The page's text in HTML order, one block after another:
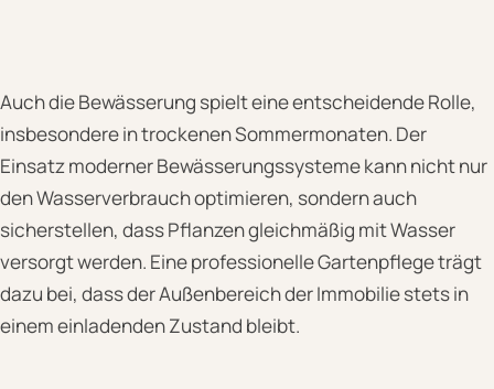
Auch die Bewässerung spielt eine entscheidende Rolle,
insbesondere in trockenen Sommermonaten. Der
Einsatz moderner Bewässerungssysteme kann nicht nur
den Wasserverbrauch optimieren, sondern auch
sicherstellen, dass Pflanzen gleichmäßig mit Wasser
versorgt werden. Eine professionelle Gartenpflege trägt
dazu bei, dass der Außenbereich der Immobilie stets in
einem einladenden Zustand bleibt.